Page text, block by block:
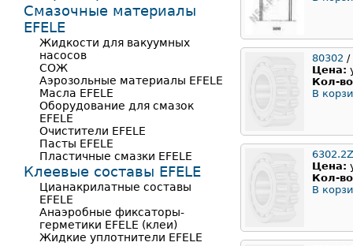
80302 /
Цена:
Кол-
В
6302.2Z
Цена:
Кол-
В
Смазочные материалы
EFELE
Жидкости для вакуумных
насосов
СОЖ
Аэрозольные материалы EFELE
Масла EFELE
Оборудование для смазок
EFELE
Очистители EFELE
Пасты EFELE
Пластичные смазки EFELE
Клеевые составы EFELE
Цианакрилатные составы
EFELE
Анаэробные фиксаторы-
герметики EFELE (клеи)
Жидкие уплотнители EFELE